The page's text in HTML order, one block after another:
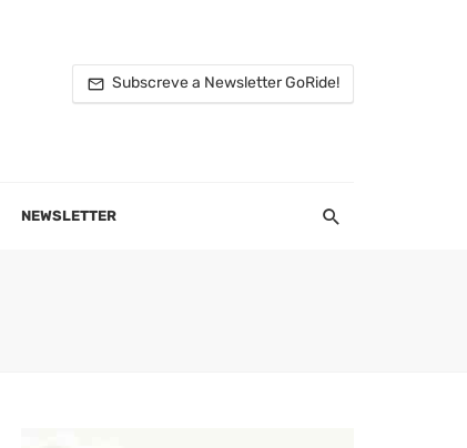
Subscreve a Newsletter GoRide!
NEWSLETTER